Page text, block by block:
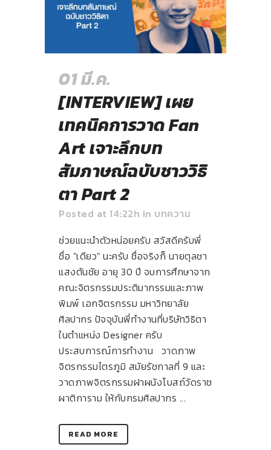
01 มี.ค.
[INTERVIEW] เผย
เทคนิคการวาด Fan
Art เจาะลึกบท
สัมภาษณ์ฉบับชาววิธิ
ตา Part 2
Posted at 14:22h in บทความ
ช่วยแนะนำตัวหน่อยครับ สวัสดีครับพี่
ชื่อ "เดียว" นะครับ ชื่อจริงก็ นายตุลชา
แสงตันชัย อายุ 30 ปี จบการศึกษาจาก
คณะจิตรกรรมประติมากรรมและภาพ
พิมพ์ เอกจิตรกรรม มหาวิทยาลัย
ศิลปากร ปัจจุบันพี่ทำงานที่บริษัทวิธิตา
ในตำแหน่ง Designer ครับ
ประสบการณ์การทำงาน วาดภาพ
จิตรกรรมไตรภูมิ สมัยรัชกาลที่ 9 และ
วาดภาพจิตรกรรมฝาผนังโบสถ์วัดราช
ผาติการาม ให้กับกรมศิลปากร ...
READ MORE